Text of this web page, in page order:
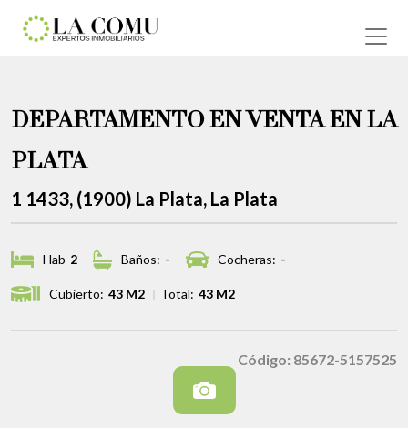
DEPARTAMENTO EN VENTA EN LA
PLATA
1 1433, (1900) La Plata, La Plata
Hab 2 Baños: - Cocheras: -
Cubierto: 43 M2 Total: 43 M2
Código: 85672-5157525